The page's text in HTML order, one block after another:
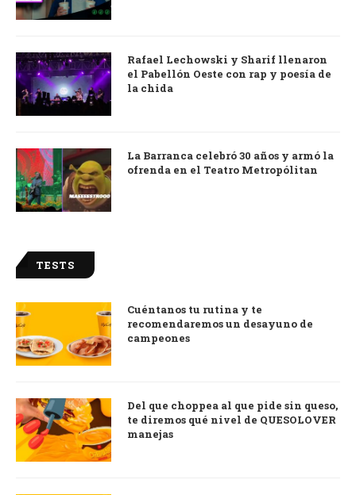
Rafael Lechowski y Sharif llenaron
el Pabellón Oeste con rap y poesía de
la chida
La Barranca celebró 30 años y armó la
ofrenda en el Teatro Metropólitan
TESTS
Cuéntanos tu rutina y te
recomendaremos un desayuno de
campeones
Del que choppea al que pide sin queso,
te diremos qué nivel de QUESOLOVER
manejas